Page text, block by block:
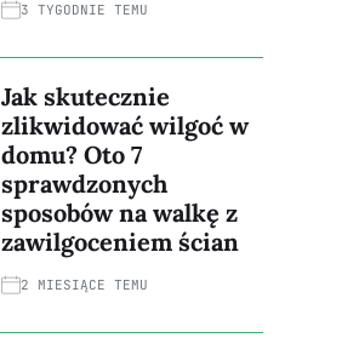
3 TYGODNIE TEMU
Jak skutecznie
zlikwidować wilgoć w
domu? Oto 7
sprawdzonych
sposobów na walkę z
zawilgoceniem ścian
2 MIESIĄCE TEMU